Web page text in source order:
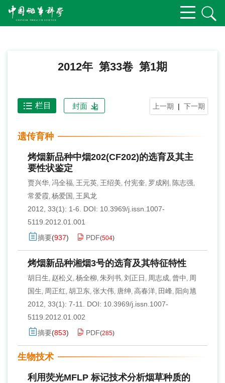
2012年 第33卷 第1期
上一期 | 下一期
栏目 封面
遗传育种
烤烟新品种中烟202(CF202)的选育及其主
要性状鉴定
贾兴华, 冯全福, 王元英, 王绍美, 付宪奎, 罗成刚 , 陈志强,
常爱霞, 杨爱国 , 王凤龙
2012, 33(1): 1-6.
DOI: 10.3969/j.issn.1007-
5119.2012.01.001
摘要(937) PDF(504)
烤烟新品种湘烟3号的选育及其特征特性
胡日生, 赵松义 , 杨全柳, 朱列书, 刘正日 , 周志成, 曾中 , 周
国生, 周正红, 胡卫东, 张大伟, 唐绅, 高春洋, 田峰, 阳向馗
2012, 33(1): 7-11.
DOI: 10.3969/j.issn.1007-
5119.2012.01.002
摘要(853) PDF(285)
生物技术
利用荧光MFLP 标记技术分析烟草种质的